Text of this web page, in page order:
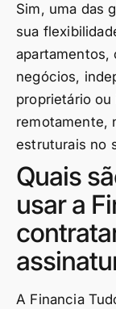
Sim, uma das
sua
apartamentos,
negócios,
proprietário ou
remotamente,
estruturais no
Quais
usar a
A Financia